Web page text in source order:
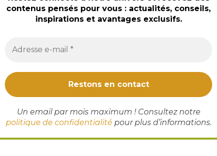
contenus pensés pour vous : actualités, conseils,
inspirations et avantages exclusifs.
Un email par mois maximum ! Consultez notre
politique de confidentialité pour plus d’informations.